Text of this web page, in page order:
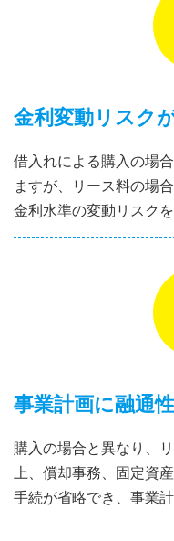
金利変動リスク
借入れによる購入の場
ますが、リース料の場
金利水準の変動リスク
事業計画に融通
購入の場合と異なり、
上、償却事務、固定資
手続が省略でき、事業